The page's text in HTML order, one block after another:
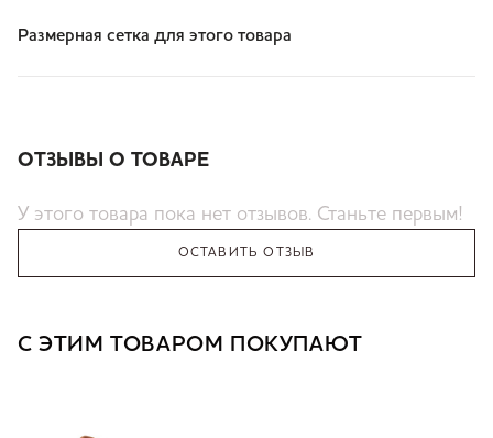
Размерная сетка для этого товара
ОТЗЫВЫ О ТОВАРЕ
У этого товара пока нет отзывов. Станьте первым!
ОСТАВИТЬ ОТЗЫВ
С ЭТИМ ТОВАРОМ ПОКУПАЮТ